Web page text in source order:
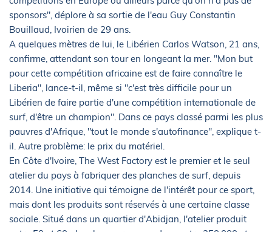
sponsors", déplore à sa sortie de l'eau Guy Constantin
Bouillaud, Ivoirien de 29 ans.
A quelques mètres de lui, le Libérien Carlos Watson, 21 ans,
confirme, attendant son tour en longeant la mer. "Mon but
pour cette compétition africaine est de faire connaître le
Liberia", lance-t-il, même si "c'est très difficile pour un
Libérien de faire partie d'une compétition internationale de
surf, d'être un champion". Dans ce pays classé parmi les plus
pauvres d'Afrique, "tout le monde s'autofinance", explique t-
il. Autre problème: le prix du matériel.
En Côte d'Ivoire, The West Factory est le premier et le seul
atelier du pays à fabriquer des planches de surf, depuis
2014. Une initiative qui témoigne de l'intérêt pour ce sport,
mais dont les produits sont réservés à une certaine classe
sociale. Situé dans un quartier d'Abidjan, l'atelier produit